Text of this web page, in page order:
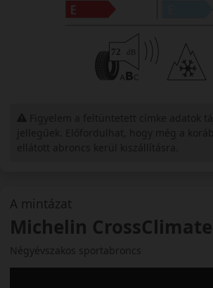
A mintázat
Michelin CrossClimate
Négyévszakos sportabroncs